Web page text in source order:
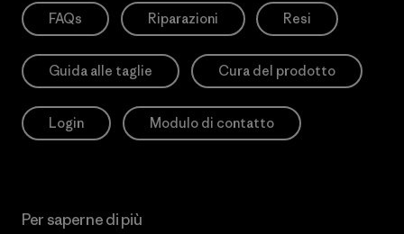
FAQs Riparazioni Resi
Guida alle taglie Cura del prodotto
Login Modulo di contatto
Per saperne di più